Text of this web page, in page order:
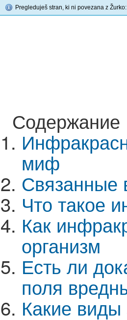
Pregleduješ stran, ki ni povezana z Žurko: